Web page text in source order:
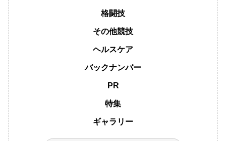
格闘技
その他競技
ヘルスケア
バックナンバー
PR
特集
ギャラリー